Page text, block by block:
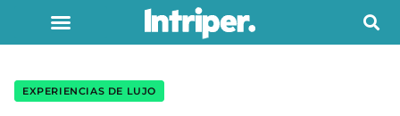
EXPERIENCIAS DE LUJO